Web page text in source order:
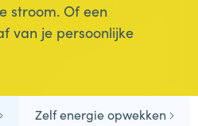
stroom. Of een
van je persoonlijke
Zelf energie opwekken